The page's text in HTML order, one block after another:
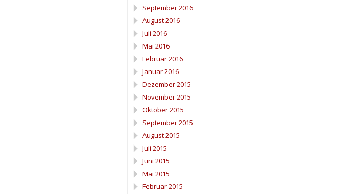
September 2016
August 2016
Juli 2016
Mai 2016
Februar 2016
Januar 2016
Dezember 2015
November 2015
Oktober 2015
September 2015
August 2015
Juli 2015
Juni 2015
Mai 2015
Februar 2015